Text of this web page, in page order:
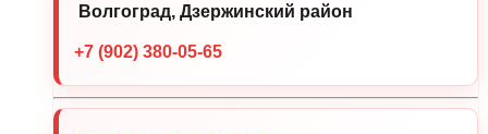
Волгоград, Дзержинский район
+7 (902) 380-05-65